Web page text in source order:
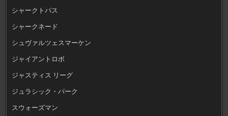
シャークトパス
シャークネード
シュヴァルツェスマーケン
ジャイアントロボ
ジャスティス リーグ
ジュラシック・パーク
スウォーズマン